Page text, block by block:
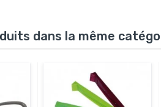
dans la même